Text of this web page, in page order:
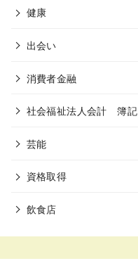
健康
出会い
消費者金融
社会福祉法人会計 簿記
芸能
資格取得
飲食店